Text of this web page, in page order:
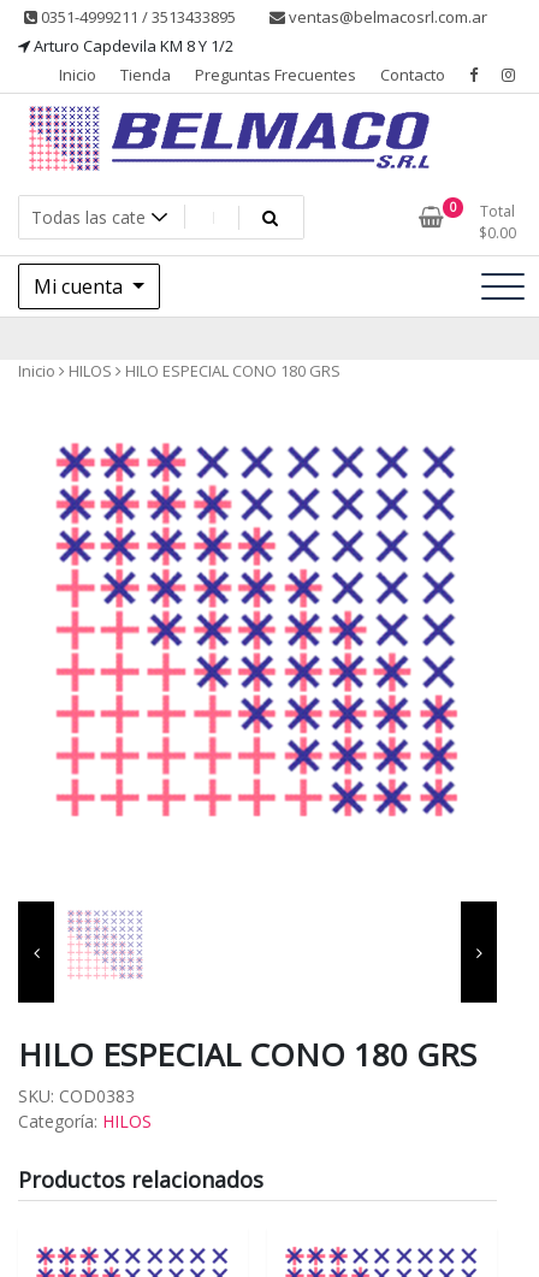
Saltar0351-4999211 / 3513433895
ventas@belmacosrl.com.ar
Arturo Capdevila KM 8 Y 1/2
Inicio
Tienda Preguntas Frecuentes Contacto
Belmaco SRL – Aditivos
Belmaco SRL, Somos una empresa, dedicada a la fabricación,
comercialización y asesoramiento de productos para la industria
alimentaria
0
Total
$0.00
Mi cuenta
Inicio HILOS HILO ESPECIAL CONO 180 GRS
HILO ESPECIAL CONO 180 GRS
SKU: COD0383
Categoría: HILOS
Productos relacionados